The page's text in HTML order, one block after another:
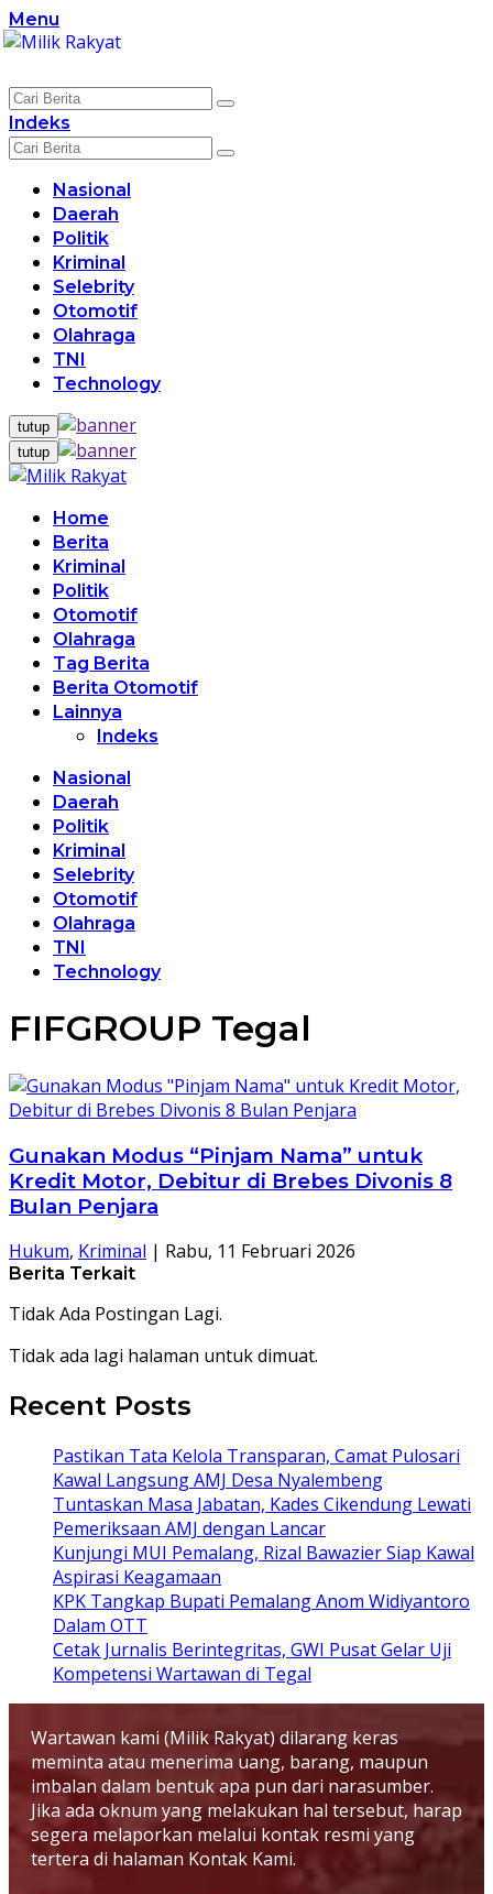
Langsung
ke
Menu
Indeks
Nasional
Daerah
Politik
Kriminal
Selebrity
Otomotif
Olahraga
TNI
Technology
tutup
tutup
Home
Berita
Kriminal
Politik
Otomotif
Olahraga
Tag Berita
Berita Otomotif
Lainnya
Indeks
Nasional
Daerah
Politik
Kriminal
Selebrity
Otomotif
Olahraga
TNI
Technology
FIFGROUP Tegal
Gunakan Modus “Pinjam Nama” untuk
Kredit Motor, Debitur di Brebes Divonis 8
Bulan Penjara
Hukum, Kriminal | Rabu, 11 Februari 2026
Berita Terkait
Tidak Ada Postingan Lagi.
Tidak ada lagi halaman untuk dimuat.
Recent Posts
Pastikan Tata Kelola Transparan, Camat Pulosari
Kawal Langsung AMJ Desa Nyalembeng
Tuntaskan Masa Jabatan, Kades Cikendung Lewati
Pemeriksaan AMJ dengan Lancar
Kunjungi MUI Pemalang, Rizal Bawazier Siap Kawal
Aspirasi Keagamaan
KPK Tangkap Bupati Pemalang Anom Widiyantoro
Dalam OTT
Cetak Jurnalis Berintegritas, GWI Pusat Gelar Uji
Kompetensi Wartawan di Tegal
Wartawan kami (Milik Rakyat) dilarang keras
meminta atau menerima uang, barang, maupun
imbalan dalam bentuk apa pun dari narasumber.
Jika ada oknum yang melakukan hal tersebut, harap
segera melaporkan melalui kontak resmi yang
tertera di halaman Kontak Kami.